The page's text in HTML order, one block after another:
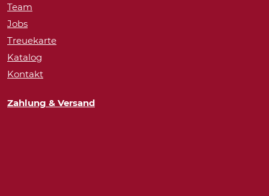
Team
Jobs
Treuekarte
Katalog
Kontakt
Zahlung & Versand